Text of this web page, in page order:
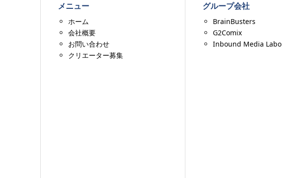
メニュー
ホーム
会社概要
お問い合わせ
クリエーター募集
グループ会社
BrainBusters
G2Comix
Inbound Media Labo